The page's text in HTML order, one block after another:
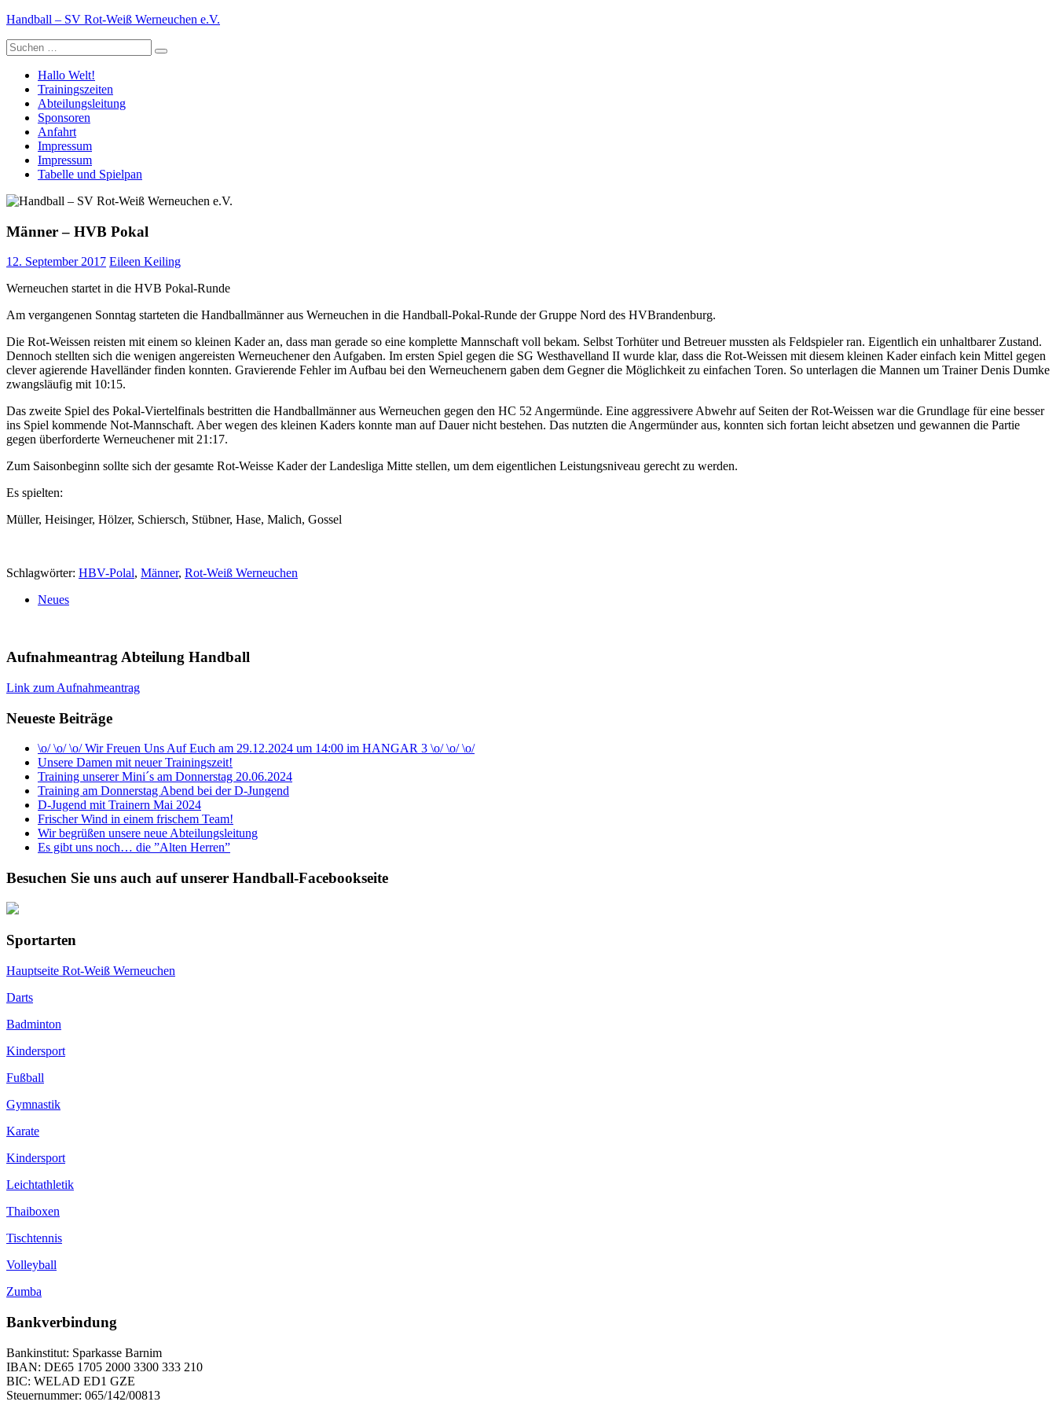
Zum
springen
Handball – SV Rot-Weiß Werneuchen e.V.
Suche
nach:
Hallo Welt!
Trainingszeiten
Abteilungsleitung
Sponsoren
Anfahrt
Impressum
Impressum
Tabelle und Spielpan
Männer – HVB Pokal
12. September 2017 Eileen Keiling
Werneuchen startet in die HVB Pokal-Runde
Am vergangenen Sonntag starteten die Handballmänner aus Werneuchen in die Handball-Pokal-Runde der Gruppe Nord des HVBrandenburg.
Die Rot-Weissen reisten mit einem so kleinen Kader an, dass man gerade so eine komplette Mannschaft voll bekam. Selbst Torhüter und Betreuer mussten als Feldspieler ran. Eigentlich ein unhaltbarer Zustand.
Dennoch stellten sich die wenigen angereisten Werneuchener den Aufgaben. Im ersten Spiel gegen die SG Westhavelland II wurde klar, dass die Rot-Weissen mit diesem kleinen Kader einfach kein Mittel gegen
clever agierende Havelländer finden konnten. Gravierende Fehler im Aufbau bei den Werneuchenern gaben dem Gegner die Möglichkeit zu einfachen Toren. So unterlagen die Mannen um Trainer Denis Dumke
zwangsläufig mit 10:15.
Das zweite Spiel des Pokal-Viertelfinals bestritten die Handballmänner aus Werneuchen gegen den HC 52 Angermünde. Eine aggressivere Abwehr auf Seiten der Rot-Weissen war die Grundlage für eine besser
ins Spiel kommende Not-Mannschaft. Aber wegen des kleinen Kaders konnte man auf Dauer nicht bestehen. Das nutzten die Angermünder aus, konnten sich fortan leicht absetzen und gewannen die Partie
gegen überforderte Werneuchener mit 21:17.
Zum Saisonbeginn sollte sich der gesamte Rot-Weisse Kader der Landesliga Mitte stellen, um dem eigentlichen Leistungsniveau gerecht zu werden.
Es spielten:
Müller, Heisinger, Hölzer, Schiersch, Stübner, Hase, Malich, Gossel
Schlagwörter: HBV-Polal, Männer, Rot-Weiß Werneuchen
Neues
Aufnahmeantrag Abteilung Handball
Link zum Aufnahmeantrag
Neueste Beiträge
\o/ \o/ \o/ Wir Freuen Uns Auf Euch am 29.12.2024 um 14:00 im HANGAR 3 \o/ \o/ \o/
Unsere Damen mit neuer Trainingszeit!
Training unserer Mini´s am Donnerstag 20.06.2024
Training am Donnerstag Abend bei der D-Jungend
D-Jugend mit Trainern Mai 2024
Frischer Wind in einem frischem Team!
Wir begrüßen unsere neue Abteilungsleitung
Es gibt uns noch… die ”Alten Herren”
Besuchen Sie uns auch auf unserer Handball-Facebookseite
Sportarten
Hauptseite Rot-Weiß Werneuchen
Darts
Badminton
Kindersport
Fußball
Gymnastik
Karate
Kindersport
Leichtathletik
Thaiboxen
Tischtennis
Volleyball
Zumba
Bankverbindung
Bankinstitut: Sparkasse Barnim
IBAN: DE65 1705 2000 3300 333 210
BIC: WELAD ED1 GZE
Steuernummer: 065/142/00813